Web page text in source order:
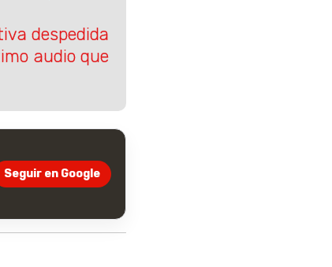
despedida
audio que
Seguir en Google